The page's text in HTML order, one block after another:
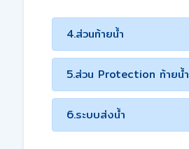
4.ส่วนท้ายน้ำ
5.ส่วน Protection ท้ายน้ำ
6.ระบบส่งน้ำ